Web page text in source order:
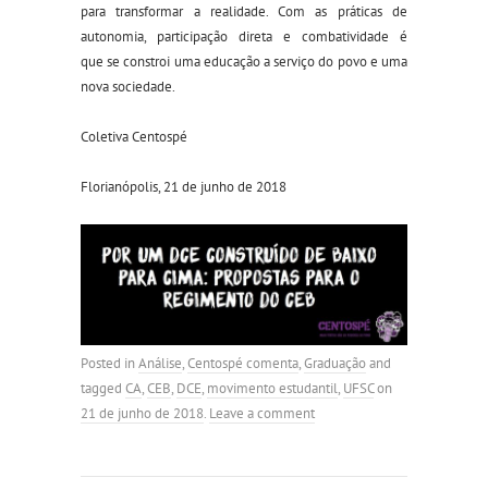
para transformar a realidade. Com as práticas de
autonomia, participação direta e combatividade é
que se constroi uma educação a serviço do povo e uma
nova sociedade.
Coletiva Centospé
Florianópolis, 21 de junho de 2018
Posted inAnálise,Centospé comenta,Graduaçãoand
tagged CA,CEB, DCE, movimento estudantil, UFSCon
21 de junho de 2018. Leave a comment